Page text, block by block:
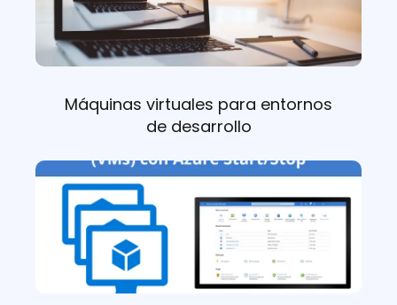
Máquinas virtuales para entornos
de desarrollo